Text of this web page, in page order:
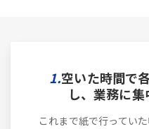
1.空いた時間で
し、業務に集
これまで紙で行ってい